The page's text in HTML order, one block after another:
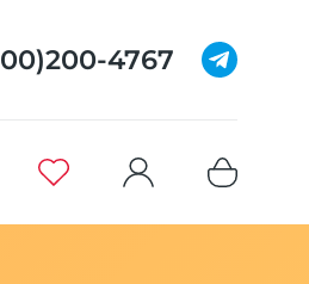
4767